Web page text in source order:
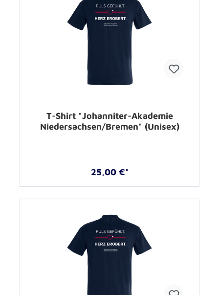
T-Shirt "Johanniter-Akademie
Niedersachsen/Bremen" (Unisex)
25,00 €*